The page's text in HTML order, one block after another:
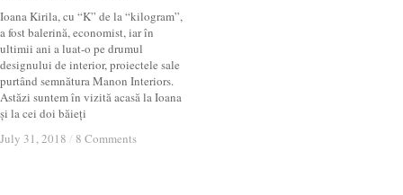
Ioana Kirila, cu “K” de la “kilogram”,
a fost balerină, economist, iar în
ultimii ani a luat-o pe drumul
designului de interior, proiectele sale
purtând semnătura Manon Interiors.
Astăzi suntem în vizită acasă la Ioana
și la cei doi băieți
July 31, 2018 / 8 Comments
July 31, 2018 / 8 Comments